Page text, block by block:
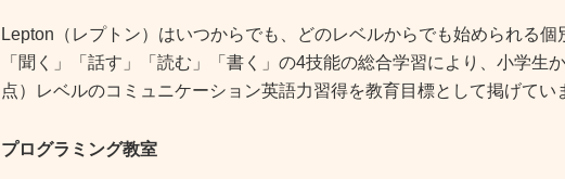
Lepton（レプトン）はいつからでも、どのレベルからでも始められる
「聞く」「話す」「読む」「書く」の4技能の総合学習により、小学
点）レベルのコミュニケーション英語力習得を教育目標として掲げてい
プログラミング教室